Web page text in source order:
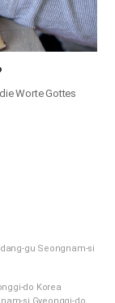
Worte Gottes
gu Seongnam-si
do Korea